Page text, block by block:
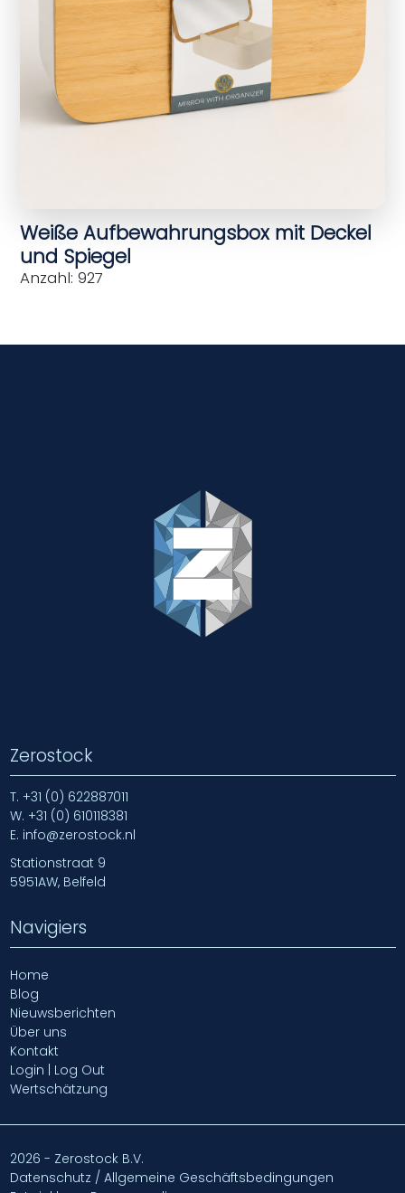
Weiße Aufbewahrungsbox mit Deckel
und Spiegel
Anzahl: 927
Zerostock
T. +31 (0) 622887011
W. +31 (0) 610118381
E. info@zerostock.nl
Stationstraat 9
5951AW, Belfeld
Navigiers
Home
Blog
Nieuwsberichten
Über uns
Kontakt
Login | Log Out
Wertschätzung
2026 - Zerostock B.V.
Datenschutz / Allgemeine Geschäftsbedingungen